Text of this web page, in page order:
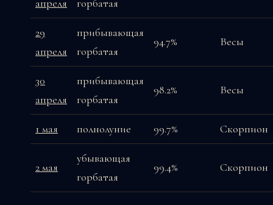
апреля горбатая
29
апреля
прибывающая
горбатая
94.7% Весы
30
апреля
прибывающая
горбатая
98.2% Весы
1 мая полнолуние 99.7% Скорпион
2 мая
убывающая
горбатая
99.4% Скорпион